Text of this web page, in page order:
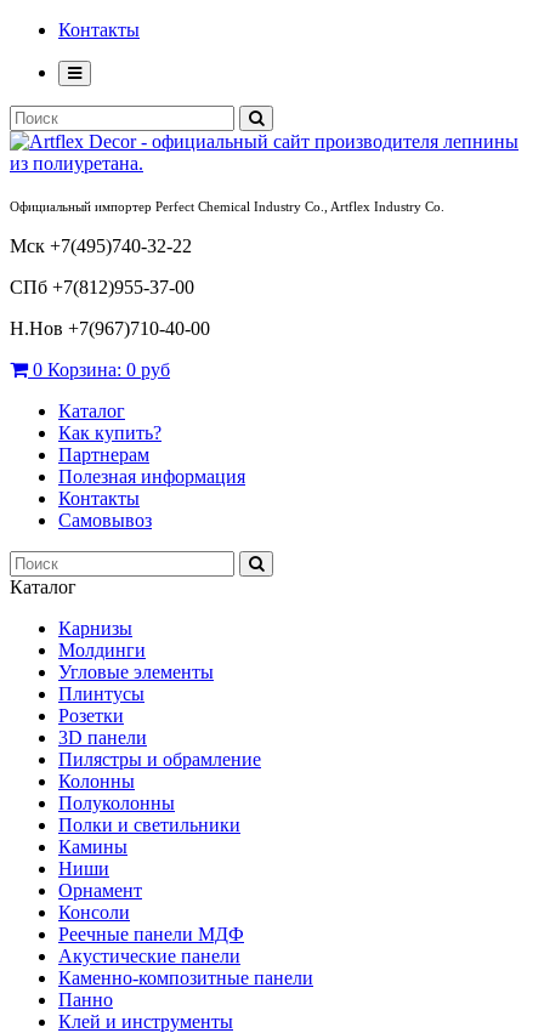
Контакты
Официальный импортер Perfect Chemical Industry Co., Artflex Industry Co.
Мск +7(495)740-32-22
СПб +7(812)955-37-00
Н.Нов +7(967)710-40-00
0 Корзина: 0 руб
Каталог
Как купить?
Партнерам
Полезная информация
Контакты
Самовывоз
Каталог
Карнизы
Молдинги
Угловые элементы
Плинтусы
Розетки
3D панели
Пилястры и обрамление
Колонны
Полуколонны
Полки и светильники
Камины
Ниши
Орнамент
Консоли
Реечные панели МДФ
Акустические панели
Каменно-композитные панели
Панно
Клей и инструменты